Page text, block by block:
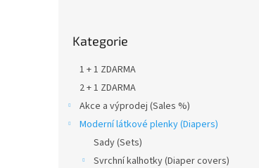
kategorie
Kategorie
1 + 1 ZDARMA
2 + 1 ZDARMA
Akce a výprodej (Sales %)
Moderní látkové plenky (Diapers)
Sady (Sets)
Svrchní kalhotky (Diaper covers)